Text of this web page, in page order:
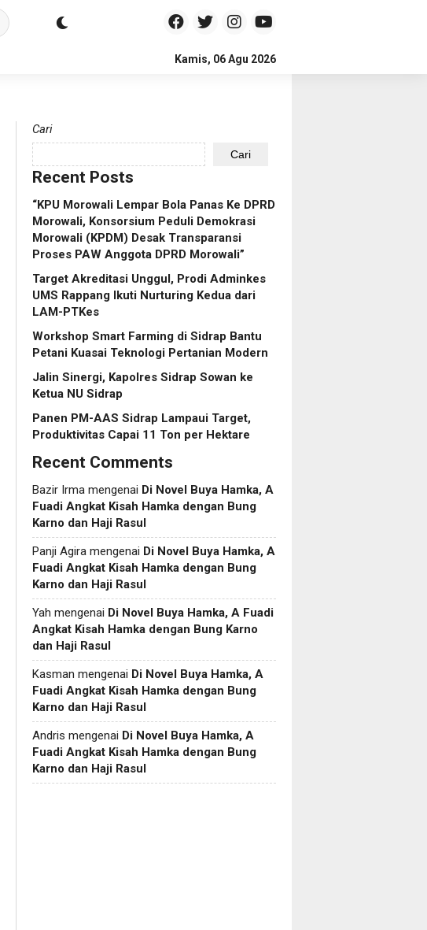
Kamis, 06 Agu 2026
Cari
Cari
Recent Posts
“KPU Morowali Lempar Bola Panas Ke DPRD
Morowali, Konsorsium Peduli Demokrasi
Morowali (KPDM) Desak Transparansi
Proses PAW Anggota DPRD Morowali”
Target Akreditasi Unggul, Prodi Adminkes
UMS Rappang Ikuti Nurturing Kedua dari
LAM-PTKes
Workshop Smart Farming di Sidrap Bantu
Petani Kuasai Teknologi Pertanian Modern
Jalin Sinergi, Kapolres Sidrap Sowan ke
Ketua NU Sidrap
Panen PM-AAS Sidrap Lampaui Target,
Produktivitas Capai 11 Ton per Hektare
Recent Comments
Bazir Irma mengenai Di Novel Buya Hamka, A
Fuadi Angkat Kisah Hamka dengan Bung
Karno dan Haji Rasul
Panji Agira mengenai Di Novel Buya Hamka, A
Fuadi Angkat Kisah Hamka dengan Bung
Karno dan Haji Rasul
Yah mengenai Di Novel Buya Hamka, A Fuadi
Angkat Kisah Hamka dengan Bung Karno
dan Haji Rasul
Kasman mengenai Di Novel Buya Hamka, A
Fuadi Angkat Kisah Hamka dengan Bung
Karno dan Haji Rasul
Andris mengenai Di Novel Buya Hamka, A
Fuadi Angkat Kisah Hamka dengan Bung
Karno dan Haji Rasul